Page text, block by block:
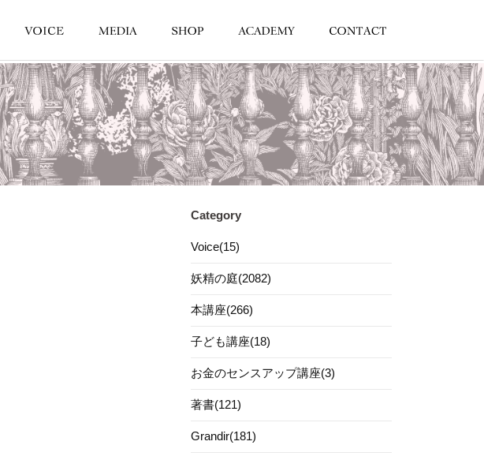
Category
Voice(15)
妖精の庭(2082)
本講座(266)
子ども講座(18)
お金のセンスアップ講座(3)
著書(121)
Grandir(181)